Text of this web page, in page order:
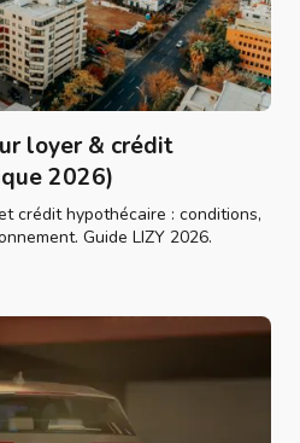
loyer & crédit
2026)
crédit hypothécaire : conditions,
Guide LIZY 2026.